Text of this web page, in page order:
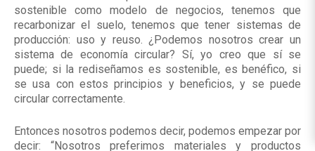
sostenible como modelo de negocios, tenemos que
recarbonizar el suelo, tenemos que tener sistemas de
producción: uso y reuso. ¿Podemos nosotros crear un
sistema de economía circular? Sí, yo creo que sí se
puede; si la rediseñamos es sostenible, es benéfico, si
se usa con estos principios y beneficios, y se puede
circular correctamente.
Entonces nosotros podemos decir, podemos empezar por
decir: “Nosotros preferimos materiales y productos